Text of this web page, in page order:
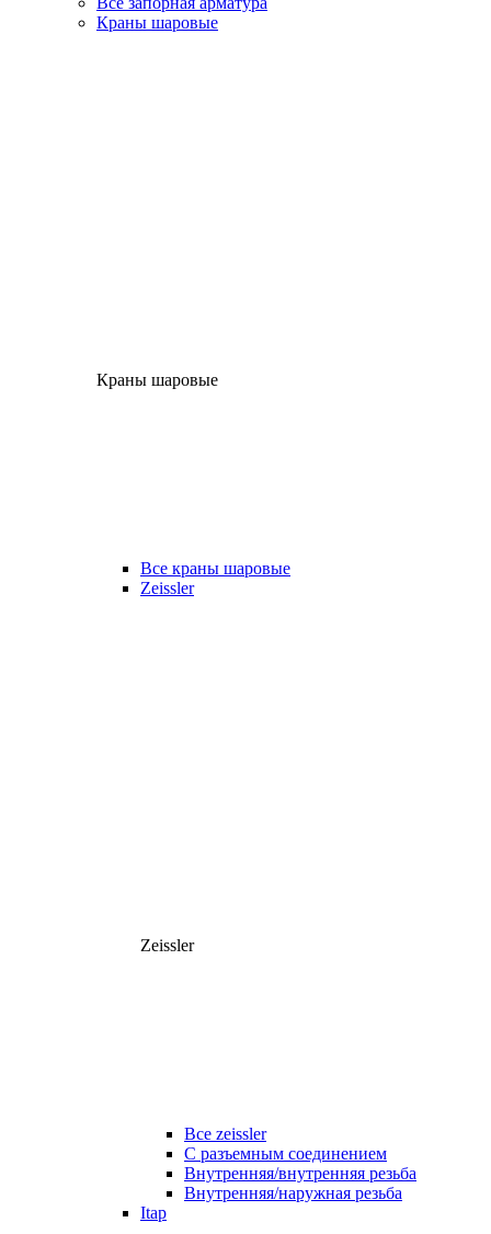
Краны шаровые
Краны шаровые
Все краны шаровые
Zeissler
Zeissler
Все zeissler
С разъемным соединением
Внутренняя/внутренняя резьба
Внутренняя/наружная резьба
Itap